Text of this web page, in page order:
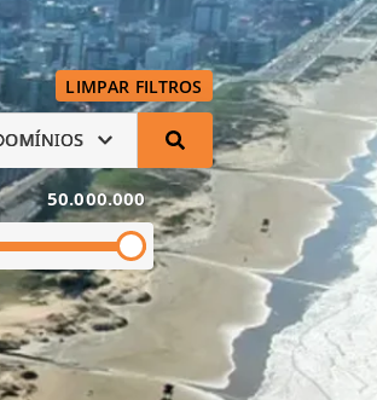
LIMPAR FILTROS
50.000.000